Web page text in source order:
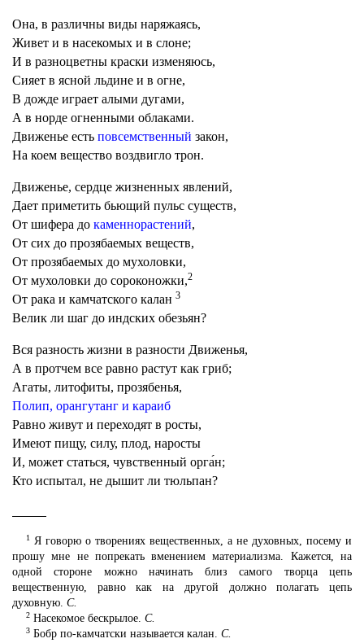
Она, в различны виды наряжаясь,
Живет и в насекомых и в слоне;
И в разноцветны краски изменяюсь,
Сияет в ясной льдине и в огне,
В дожде играет алыми дугами,
А в норде огненными облаками.
Движенье есть повсемственный закон,
На коем вещество воздвигло трон.
Движенье, сердце жизненных явлений,
Дает приметить бьющий пульс существ,
От шифера до каменнорастений,
От сих до прозябаемых веществ,
От прозябаемых до мухоловки,
От мухоловки до сороконожки,2
От рака и камчатского калан 3
Велик ли шаг до индских обезьян?
Вся разность жизни в разности Движенья,
А в протчем все равно растут как гриб;
Агаты, литофиты, прозябенья,
Полип, орангутанг и караиб
Равно живут и переходят в росты,
Имеют пищу, силу, плод, наросты
И, может статься, чувственный орга́н;
Кто испытал, не дышит ли тюльпан?
1Я говорю о творениях вещественных, а не духовных, посему и
прошу мне не попрекать вменением материализма. Кажется, на
одной стороне можно начинать близ самого творца цепь
вещественную, равно как на другой должно полагать цепь
духовную. С.
2Насекомое бескрылое. С.
3Бобр по-камчатски называется калан. С.